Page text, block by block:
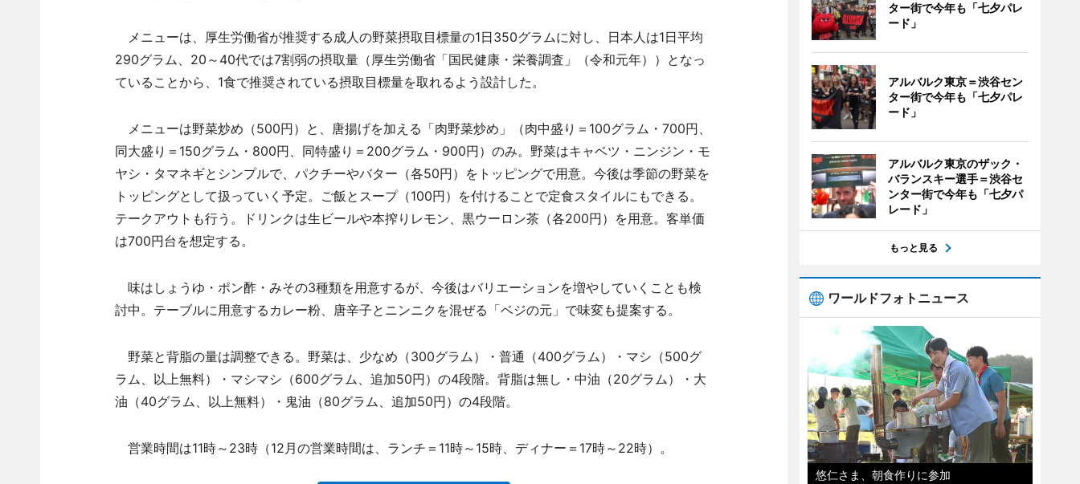
メニューは、厚生労働省が推奨する成人の野菜摂取目標量の1日350グラムに対し、日本人は1日平均
290グラム、20～40代では7割弱の摂取量（厚生労働省「国民健康・栄養調査」（令和元年））となっ
ていることから、1食で推奨されている摂取目標量を取れるよう設計した。
メニューは野菜炒め（500円）と、唐揚げを加える「肉野菜炒め」（肉中盛り＝100グラム・700円、
同大盛り＝150グラム・800円、同特盛り＝200グラム・900円）のみ。野菜はキャベツ・ニンジン・モ
ヤシ・タマネギとシンプルで、パクチーやバター（各50円）をトッピングで用意。今後は季節の野菜を
トッピングとして扱っていく予定。ご飯とスープ（100円）を付けることで定食スタイルにもできる。
テークアウトも行う。ドリンクは生ビールや本搾りレモン、黒ウーロン茶（各200円）を用意。客単価
は700円台を想定する。
味はしょうゆ・ポン酢・みその3種類を用意するが、今後はバリエーションを増やしていくことも検
討中。テーブルに用意するカレー粉、唐辛子とニンニクを混ぜる「ベジの元」で味変も提案する。
野菜と背脂の量は調整できる。野菜は、少なめ（300グラム）・普通（400グラム）・マシ（500グ
ラム、以上無料）・マシマシ（600グラム、追加50円）の4段階。背脂は無し・中油（20グラム）・大
油（40グラム、以上無料）・鬼油（80グラム、追加50円）の4段階。
営業時間は11時～23時（12月の営業時間は、ランチ＝11時～15時、ディナー＝17時～22時）。
ター街で今年も「七夕パレ
ード」
アルバルク東京＝渋谷セン
ター街で今年も「七夕パレ
ード」
アルバルク東京のザック・
バランスキー選手＝渋谷セ
ンター街で今年も「七夕パ
レード」
もっと見る
ワールドフォトニュース
悠仁さま、朝食作りに参加